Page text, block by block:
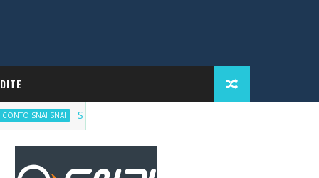
SNAI Scommetti responsabilmente, ma con incentivi